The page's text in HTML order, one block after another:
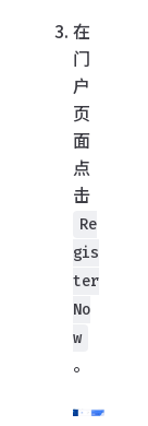
在
门
户
页
面
点
击
Re
gis
ter
No
w
。